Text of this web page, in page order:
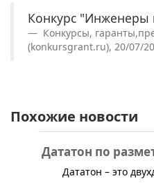
Конкурс "Инженеры
Конкурсы,
(konkursgrant.ru), 20/07/
Похожие новости
Дататон по
​Дататон – это